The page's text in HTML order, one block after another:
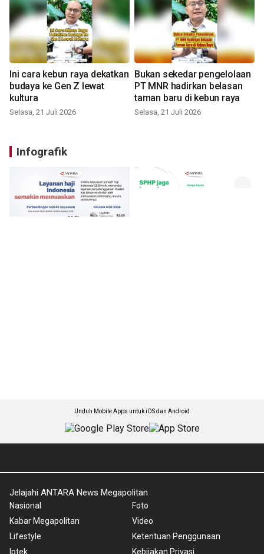
Ini cara kebun raya dekatkan
budaya ke Gen Z lewat
kultura
Selasa, 21 Juli 2026
Bukan sekedar pengelolaan
PT MNR hadirkan belasan
taman baru di kebun raya
Selasa, 21 Juli 2026
Infografik
Unduh Mobile Apps untuk iOS dan Android
Jelajahi ANTARA News Megapolitan
Nasional
Kabar Megapolitan
Lifestyle
Iptek
Foto
Video
Ketentuan Penggunaan
Kebijakan Privasi